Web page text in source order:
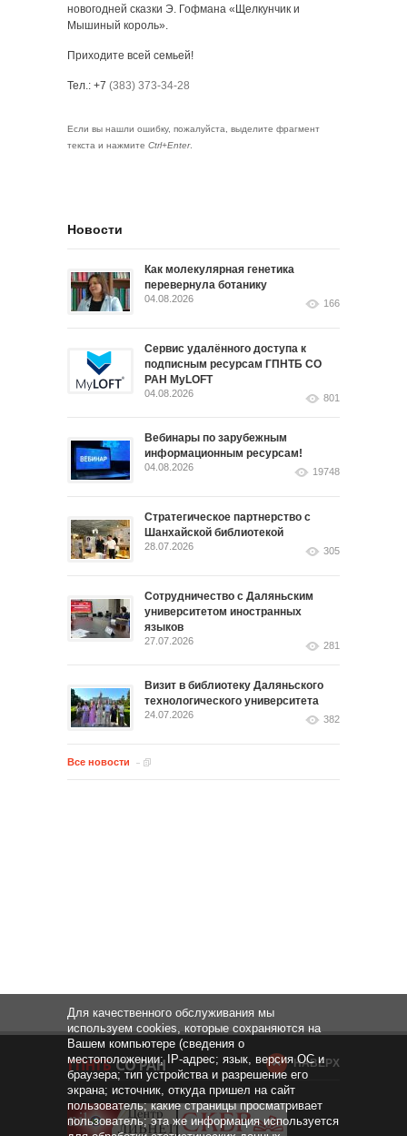
новогодней сказки Э. Гофмана «Щелкунчик и
Мышиный король».
Приходите всей семьей!
Тел.: +7 (383) 373-34-28
Если вы нашли ошибку, пожалуйста, выделите фрагмент
текста и нажмите Ctrl+Enter.
Новости
Как молекулярная генетика
перевернула ботанику
04.08.2026 166
Сервис удалённого доступа к
подписным ресурсам ГПНТБ СО
РАН MyLOFT
04.08.2026 801
Вебинары по зарубежным
информационным ресурсам!
04.08.2026 19748
Стратегическое партнерство с
Шанхайской библиотекой
28.07.2026 305
Сотрудничество с Даляньским
университетом иностранных
языков
27.07.2026 281
Визит в библиотеку Даляньского
технологического университета
24.07.2026 382
Все новости
НАВЕРХ
Для качественного обслуживания мы
используем cookies, которые сохраняются на
Вашем компьютере (сведения о
местоположении; IP-адрес; язык, версия ОС и
браузера; тип устройства и разрешение его
экрана; источник, откуда пришел на сайт
пользователь; какие страницы просматривает
пользователь; эта же информация используется